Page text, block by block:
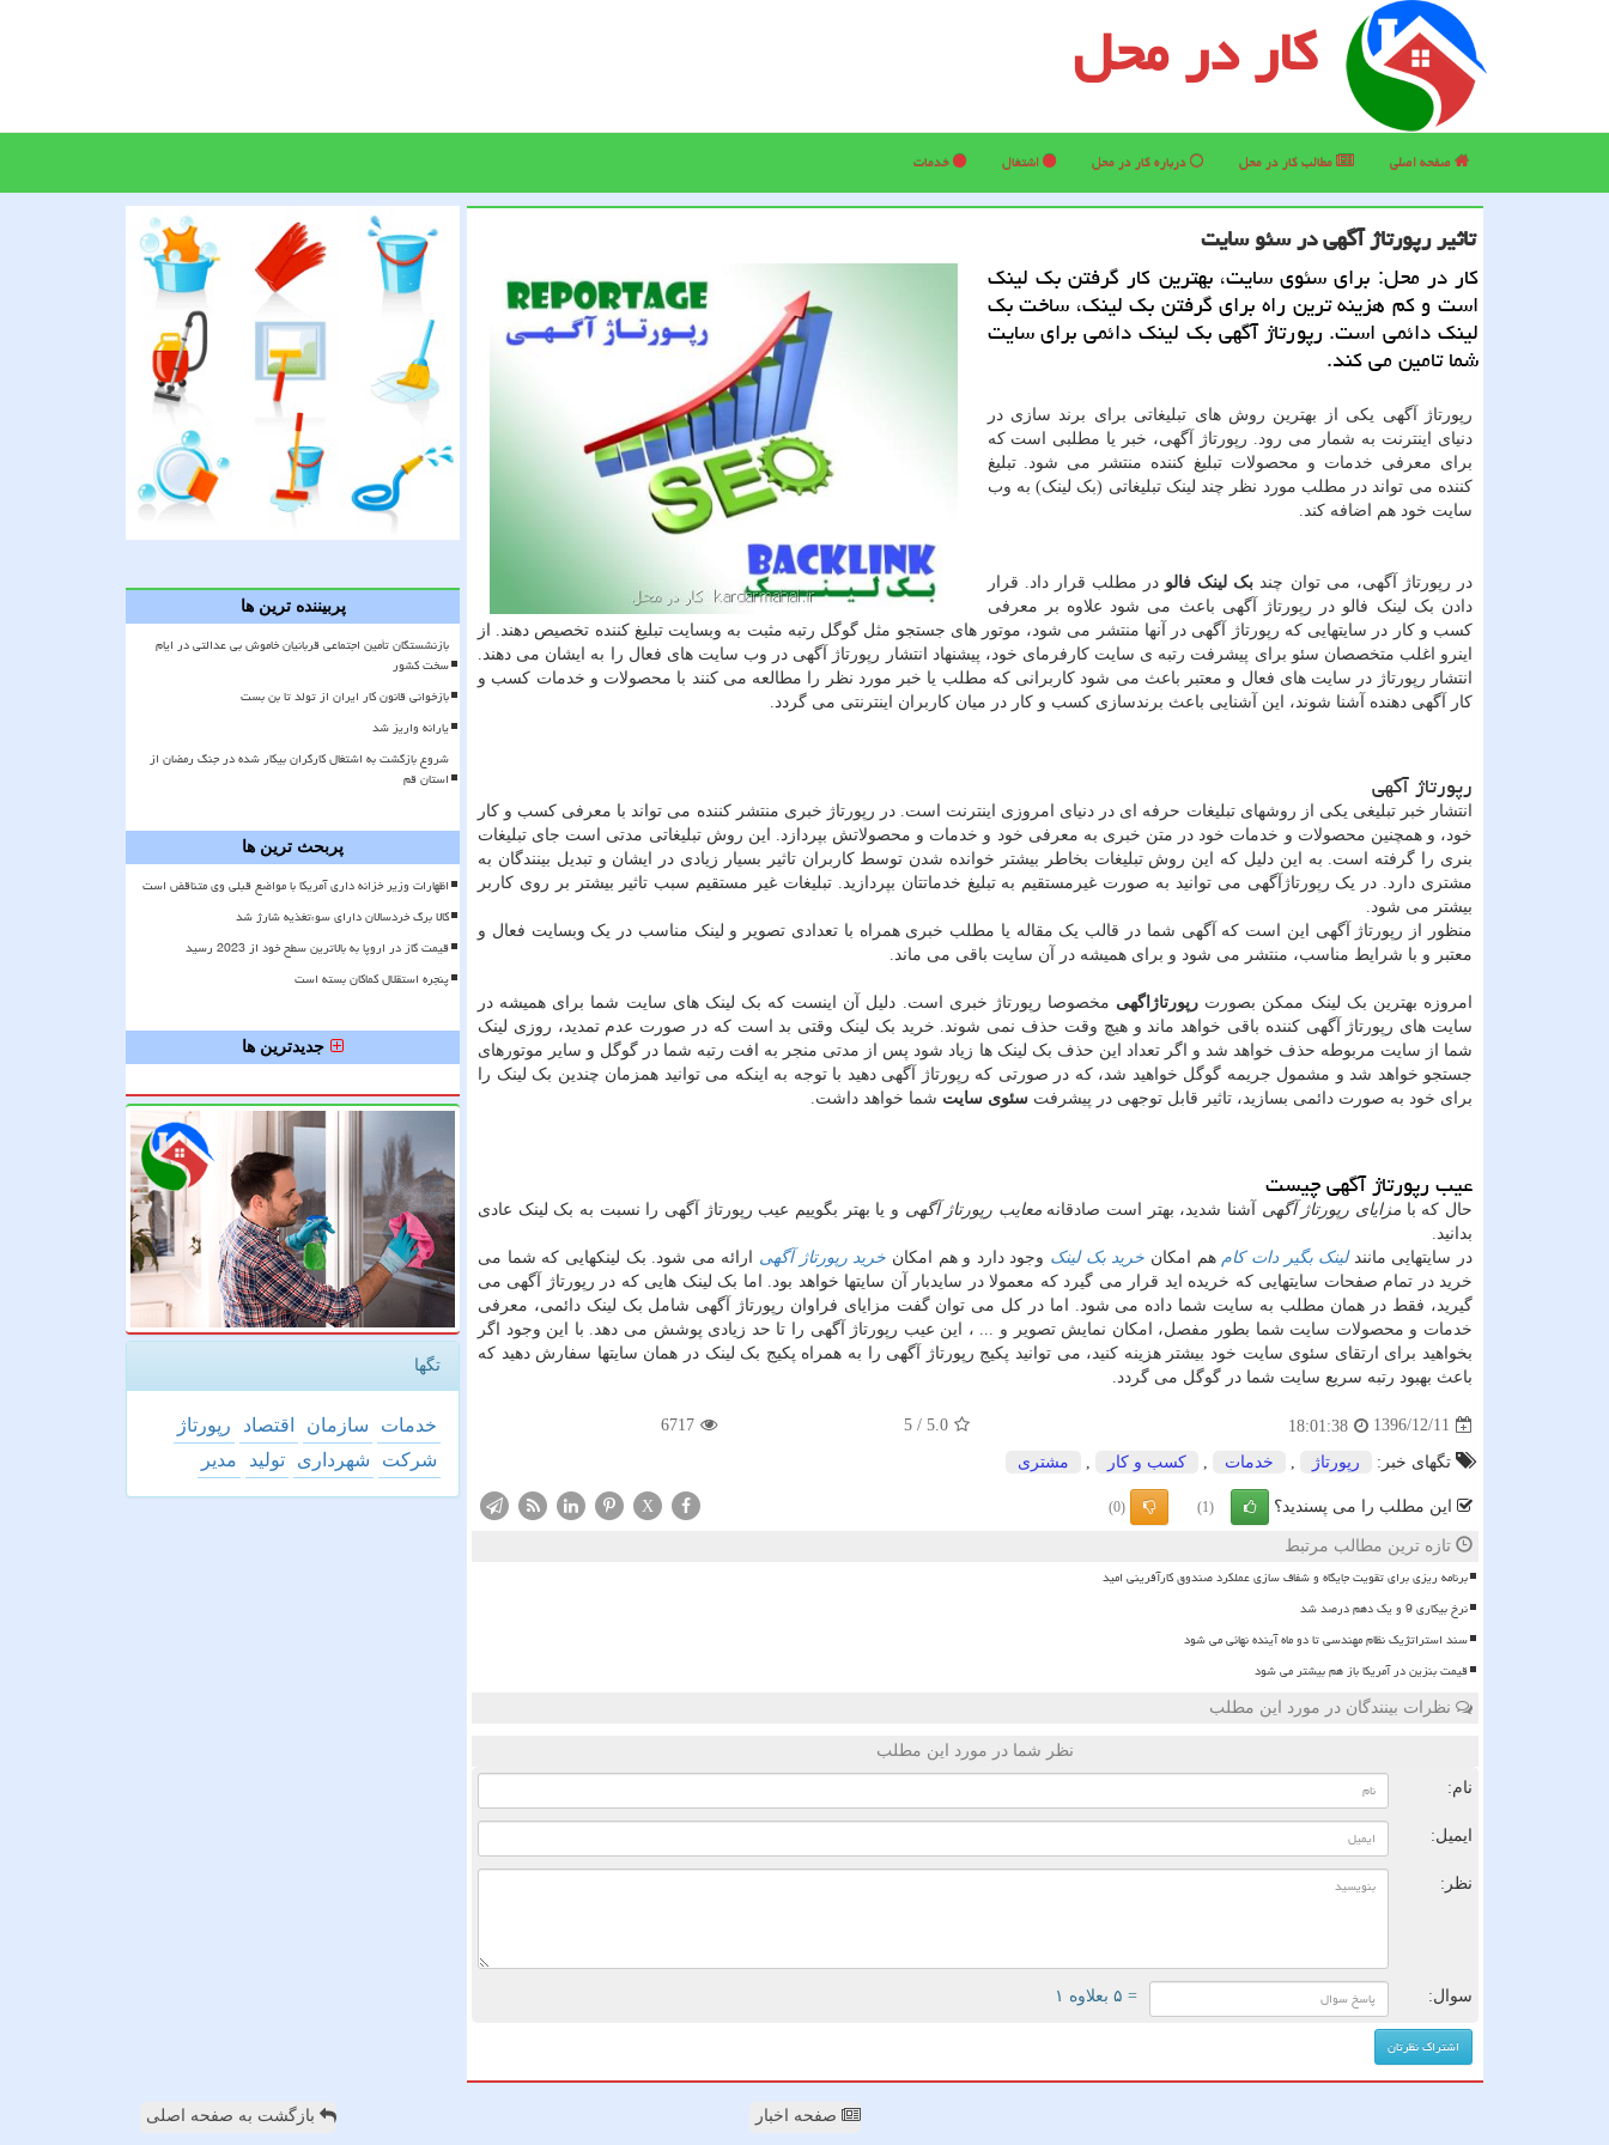
کار در محل
صفحه اصلی مطالب كار در محل درباره كار در محل اشتغال خدمات
تاثیر رپورتاژ آگهی در سئو سایت
كار در محل: برای سئوی سایت، بهترین كار گرفتن بك لینك
است و كم هزینه ترین راه برای گرفتن بك لینك، ساخت بك
لینك دائمی است. رپورتاژ آگهی بك لینك دائمی برای سایت
شما تامین می كند.
رپورتاژ آگهی یکی از بهترین روش های تبلیغاتی برای برند سازی در
دنیای اینترنت به شمار می رود. رپورتاژ آگهی، خبر یا مطلبی است که
برای معرفی خدمات و محصولات تبلیغ کننده منتشر می شود. تبلیغ
کننده می تواند در مطلب مورد نظر چند لینک تبلیغاتی (بک لینک) به وب
سایت خود هم اضافه کند.
در رپورتاژ آگهی، می توان چند بک لینک فالو در مطلب قرار داد. قرار
دادن بک لینک فالو در رپورتاژ‌ آگهی باعث می شود علاوه بر معرفی
کسب و کار در سایتهایی که رپورتاژ آگهی در آنها منتشر می شود، موتور های جستجو مثل گوگل رتبه مثبت به وبسایت تبلیغ کننده تخصیص دهند. از
اینرو اغلب متخصصان سئو برای پیشرفت رتبه ی سایت کارفرمای خود، پیشنهاد انتشار رپورتاژ آگهی در وب سایت های فعال را به ایشان می دهند.
انتشار رپورتاژ در سایت های فعال و معتبر باعث می شود کاربرانی که مطلب یا خبر مورد نظر را مطالعه می کنند با محصولات و خدمات کسب و
کار آگهی دهنده آشنا شوند، این آشنایی باعث برندسازی کسب و کار در میان کاربران اینترنتی می گردد.
رپورتاژ آگهی
انتشار خبر تبلیغی یکی از روشهای تبلیغات حرفه ای در دنیای امروزی اینترنت است. در رپورتاژ خبری منتشر کننده می تواند با معرفی کسب و کار
خود، و همچنین محصولات و خدمات خود در متن خبری به معرفی خود و خدمات و محصولاتش بپردازد. این روش تبلیغاتی مدتی است جای تبلیغات
بنری را گرفته است. به این دلیل که این روش تبلیغات بخاطر بیشتر خوانده شدن توسط کاربران تاثیر بسیار زیادی در ایشان و تبدیل بینندگان به
مشتری دارد. در یک رپورتاژآگهی می توانید به صورت غیرمستقیم به تبلیغ خدماتتان بپردازید. تبلیغات غیر مستقیم سبب تاثیر بیشتر بر روی کاربر
بیشتر می شود.
منظور از رپورتاژ آگهی این است که آگهی شما در قالب یک مقاله یا مطلب خبری همراه با تعدادی تصویر و لینک مناسب در یک وبسایت فعال و
معتبر و با شرایط مناسب، منتشر می شود و برای همیشه در آن سایت باقی می ماند.
امروزه بهترین بک لینک ممکن بصورت رپورتاژاگهی مخصوصا رپورتاژ خبری است. دلیل آن اینست که بک لینک های سایت شما برای همیشه در
سایت های رپورتاژ آگهی کننده باقی خواهد ماند و هیچ وقت حذف نمی شوند. خرید بک لینک وقتی بد است که در صورت عدم تمدید، روزی لینک
شما از سایت مربوطه حذف خواهد شد و اگر تعداد این حذف بک لینک ها زیاد شود پس از مدتی منجر به افت رتبه شما در گوگل و سایر موتورهای
جستجو خواهد شد و مشمول جریمه گوگل خواهید شد، که در صورتی که رپورتاژ آگهی دهید با توجه به اینکه می توانید همزمان چندین بک لینک را
برای خود به صورت دائمی بسازید، تاثیر قابل توجهی در پیشرفت سئوی سایت شما خواهد داشت.
عیب رپورتاژ آگهی چیست
حال که با مزایای رپورتاژ آگهی آشنا شدید، بهتر است صادقانهمعایب رپورتاژ آگهی و یا بهتر بگوییم عیب رپورتاژ آگهی را نسبت به بک لینک عادی
بدانید.
در سایتهایی مانندلینک بگیر دات کام هم امکان خرید بک لینک وجود دارد و هم امکان خرید رپورتاژ آگهی ارائه می شود. بک لینکهایی که شما می
خرید در تمام صفحات سایتهایی که خریده اید قرار می گیرد که معمولا در سایدبار آن سایتها خواهد بود. اما بک لینک هایی که در رپورتاژ آگهی می
گیرید، فقط در همان مطلب به سایت شما داده می شود. اما در کل می توان گفت مزایای فراوان رپورتاژ آگهی شامل بک لینک دائمی، معرفی
خدمات و محصولات سایت شما بطور مفصل، امکان نمایش تصویر و ... ، این عیب رپورتاژ آگهی را تا حد زیادی پوشش می دهد. با این وجود اگر
بخواهید برای ارتقای سئوی سایت خود بیشتر هزینه کنید، می توانید پکیج رپورتاژ آگهی را به همراه پکیج بک لینک در همان سایتها سفارش دهید که
باعث بهبود رتبه سریع سایت شما در گوگل می گردد.
1396/12/11
18:01:38
5.0
/
5
6717
تگهای خبر: رپورتاژ خدمات كسب و كار مشتری
این مطلب را می پسندید؟ (1)
(0)
X
تازه ترین مطالب مرتبط
برنامه ریزی برای تقویت جایگاه و شفاف سازی عملکرد صندوق کارآفرینی امید
نرخ بیکاری 9 و یک دهم درصد شد
سند استراتژیک نظام مهندسی تا دو ماه آینده نهائی می شود
قیمت بنزین در آمریکا باز هم بیشتر می شود
نظرات بینندگان در مورد این مطلب
نظر شما در مورد این مطلب
نام:
ایمیل:
نظر:
سوال: = ۵ بعلاوه ۱
پربیننده ترین ها
بازنشستگان تأمین اجتماعی قربانیان خاموش بی عدالتی در ایام
سخت کشور
بازخوانی قانون کار ایران از تولد تا بن بست
یارانه واریز شد
شروع بازگشت به اشتغال کارگران بیکار شده در جنگ رمضان از
استان قم
پربحث ترین ها
اظهارات وزیر خزانه داری آمریکا با مواضع قبلی وی متناقض است
کالا برگ خردسالان دارای سوءتغذیه شارژ شد
قیمت گاز در اروپا به بالاترین سطح خود از 2023 رسید
پنجره استقلال کماکان بسته است
جدیدترین ها
تگها
خدمات سازمان اقتصاد
رپورتاژ
شركت
شهرداری تولید مدیر
صفحه اخبار بازگشت به صفحه اصلی